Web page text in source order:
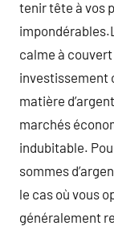
tenir tête à vos
calme à
investissement
matière
marchés
indubitable.
sommes
le cas où vous
généralement